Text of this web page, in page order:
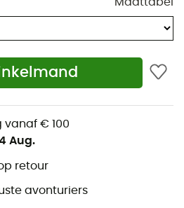
vanaf € 100
Aug.
retour
avonturiers
A/B/C
plaatje
aan de achterkant voor betere
beweging